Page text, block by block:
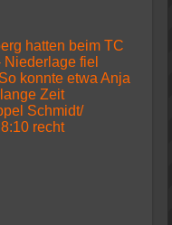
hatten beim TC
fiel
konnte etwa Anja
Zeit
Schmidt/
recht